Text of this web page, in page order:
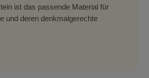
ist das passende Material für
und deren denkmalgerechte